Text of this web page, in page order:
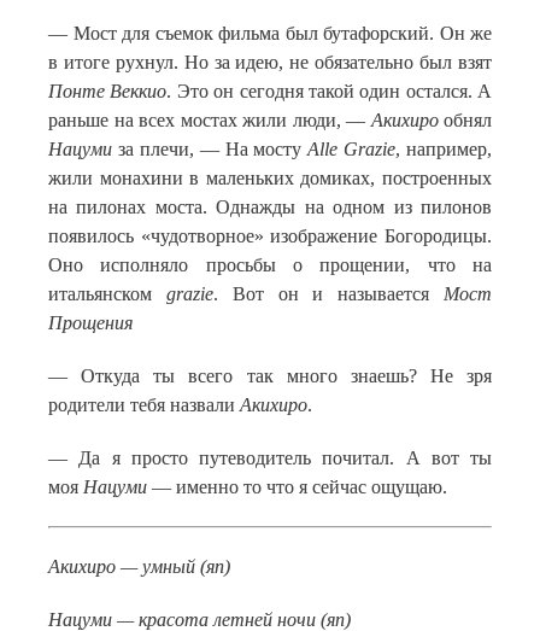
— Мост для съемок фильма был бутафорский. Он же
в итоге рухнул. Но за идею, не обязательно был взят
Понте Веккио. Это он сегодня такой один остался. А
раньше на всех мостах жили люди, — Акихирообнял
Нацуми за плечи, — На мостуAlle Grazie, например,
жили монахини в маленьких домиках, построенных
на пилонах моста. Однажды на одном из пилонов
появилось «чудотворное» изображение Богородицы.
Оно исполняло просьбы о прощении, что на
итальянском grazie. Вот он и называется Мост
Прощения
— Откуда ты всего так много знаешь? Не зря
родители тебя назвали Акихиро.
— Да я просто путеводитель почитал. А вот ты
моя Нацуми — именно то что я сейчас ощущаю.
Акихиро — умный (яп)
Нацуми — красота летней ночи (яп)